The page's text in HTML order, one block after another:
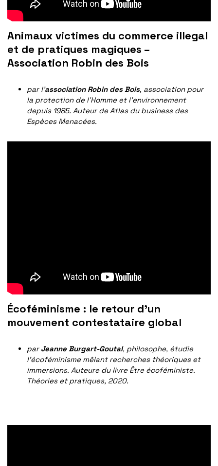
Animaux victimes du commerce illegal
et de pratiques magiques –
Association Robin des Bois
par l’association Robin des Bois, association pour
la protection de l’Homme et l’environnement
depuis 1985. Auteur de Atlas du business des
Espèces Menacées.
Écoféminisme : le retour d’un
mouvement contestataire global
par Jeanne Burgart-Goutal, philosophe, étudie
l’écoféminisme mêlant recherches théoriques et
immersions. Auteure du livre Être écoféministe.
Théories et pratiques, 2020.